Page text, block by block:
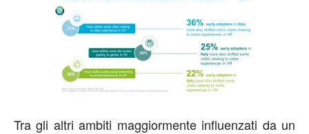
Tra gli altri ambiti maggiormente influenzati da un